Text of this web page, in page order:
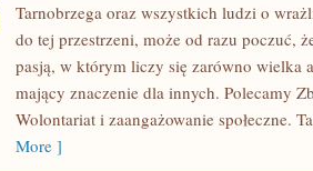
FUNDACJE
ŚWIECIE
Tarnobrzega oraz wszystkich ludzi o
do tej przestrzeni, może od razu poczuć,
pasją, w którym liczy się zarówno wielka
mający znaczenie dla innych. Polecamy
Wolontariat i zaangażowanie społeczne.
More ]